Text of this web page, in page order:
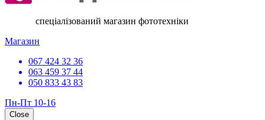
спеціалізований магазин фототехніки
Магазин
067 424 32 36
063 459 37 44
050 833 43 83
Пн-Пт 10-16
Close